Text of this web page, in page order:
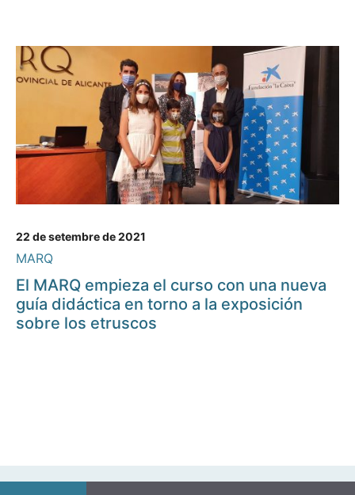
22 de setembre de 2021
MARQ
El MARQ empieza el curso con una nueva
guía didáctica en torno a la exposición
sobre los etruscos